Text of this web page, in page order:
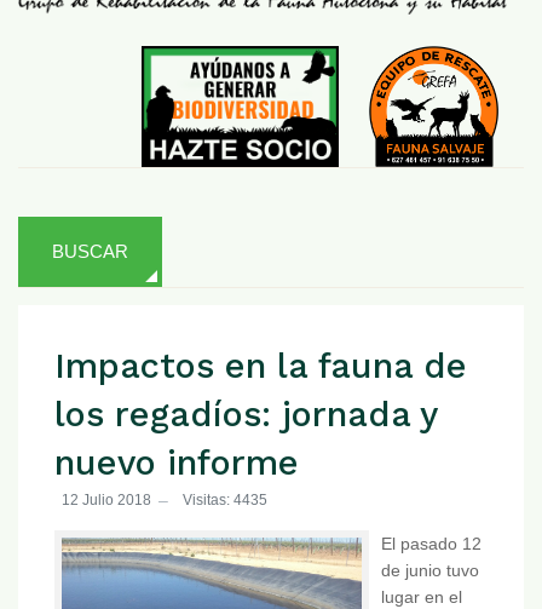
BUSCAR
Impactos en la fauna de
los regadíos: jornada y
nuevo informe
12 Julio 2018 Visitas: 4435
El pasado 12
de junio tuvo
lugar en el